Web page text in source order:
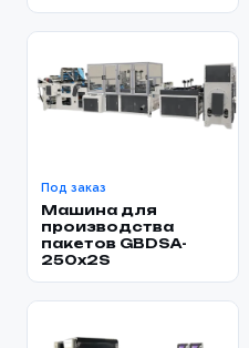
Под заказ
Машина для
производства
пакетов GBDSA-
250x2S